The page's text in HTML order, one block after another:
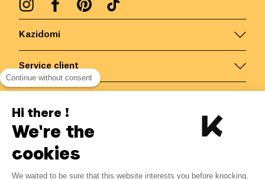
?
Kazidomi
Service client
Belgique/FR
Continue without consent
Hi there !
We're the
cookies
We waited to be sure that this website interests you before knocking,